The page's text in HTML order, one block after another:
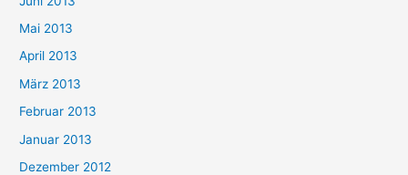
Mai 2013
April 2013
März 2013
Februar 2013
Januar 2013
Dezember 2012